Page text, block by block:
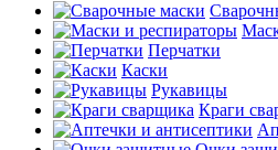
Перчатки
Каски
Рукавицы
Краги